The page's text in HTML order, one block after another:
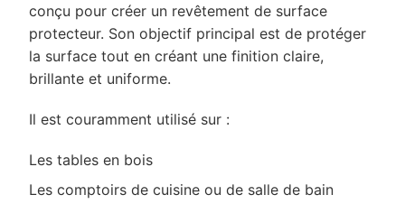
conçu pour créer un revêtement de surface
protecteur. Son objectif principal est de protéger
la surface tout en créant une finition claire,
brillante et uniforme.
Il est couramment utilisé sur :
Les tables en bois
Les comptoirs de cuisine ou de salle de bain